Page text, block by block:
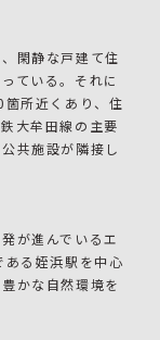
閑静な戸建て住
ている。それに
所近くあり、住
大牟田線の主要
共施設が隣接し
が進んでいるエ
ある姪浜駅を中心
かな自然環境を